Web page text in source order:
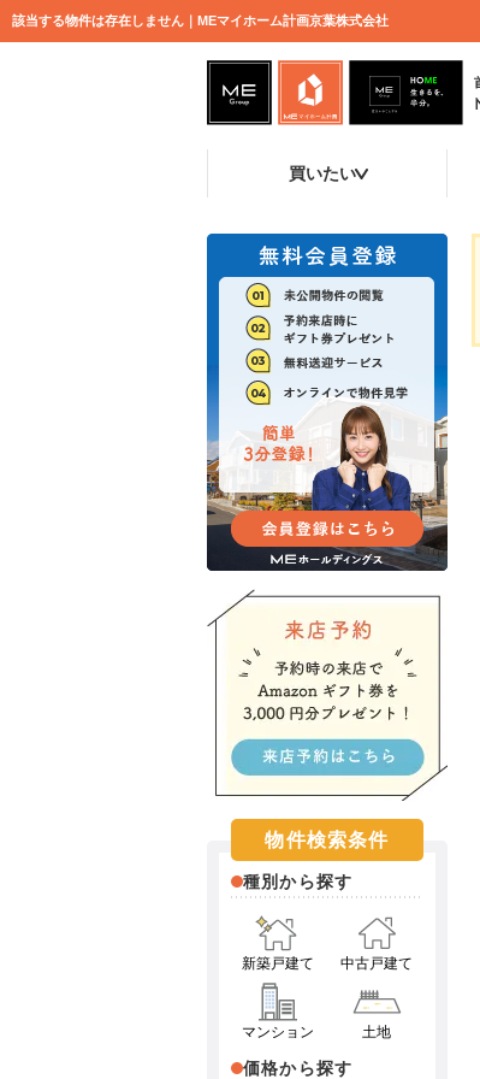
該当する物件は存在しません｜MEマイホーム計画京葉株式会社
買いたい
物件検索条件
種別から探す
新築戸建て 中古戸建て
マンション 土地
価格から探す